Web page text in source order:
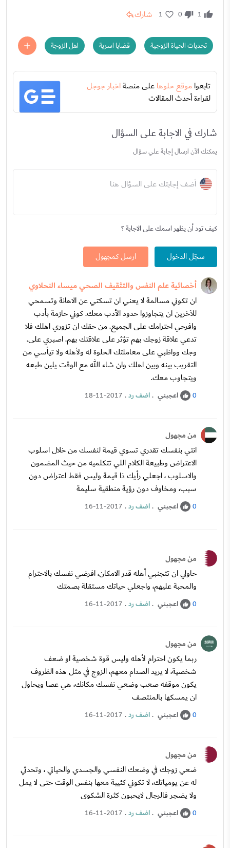
1
0
1 شارك
تحديات الحياة الزوجية قضايا اسرية اهل الزوجة
تابعواموقع حلوهاعلى منصةاخبار جوجل
لقراءة أحدث المقالات
شارك في الاجابة على السؤال
يمكنك الآن ارسال إجابة علي سؤال
أضف إجابتك على السؤال هنا
كيف تود أن يظهر اسمك على الاجابة ؟
سجّل الدخول ارسل كمجهول
أخصائية علم النفس والتثقيف الصحي ميساء النحلاوي
ان تكوني مسالمة لا يعني ان تسكتي عن الاهانة وتسمحي
للآخرين ان يتجاوزوا حدود الأدب معك. كوني حازمة بأدب
وافرحي احترامك على الجميع. من حقك ان تزوري اهلك فلا
تدعي علاقة زوجك بهم تؤثر على علاقتك بهم. اصبري على.
وجك وواظبي على معاملتك الحلوة له ولأهله ولا تيأسي من
التقريب بينه وبين اهلك وان شاء الله مع الوقت يلين طبعه
ويتجاوب معك.
0 اعجبني .اضف رد.
18-11-2017
من مجهول
انتي بنفسك تقدري تسوي قيمة لنفسك من خلال اسلوب
الاعتراض وطبيعة الكلام اللي تتكلميه من حيث المضمون
والاسلوب ، اجعلي رأيك ذا قيمة وليس فقط اعتراض دون
سبب، ومخاوف دون رؤية منطقية سليمة
0 اعجبني .اضف رد.
16-11-2017
من مجهول
حاولي ان تتجنبي أهله قدر الامكان، افرضي نفسك بالاحترام
والمحبة عليهم، واجعلي حياتك مستقلة بصمتك
0 اعجبني .اضف رد.
16-11-2017
من مجهول
ربما يكون احترام لأهله وليس قوة شخصية او ضعف
شخصية، لا يريد الصدام معهم، الزوج في مثل هذه الظروف
يكون موقفه صعب وضعي نفسك مكانك، هي عصا ويحاول
ان يمسكها بالمنتصف
0 اعجبني .اضف رد.
16-11-2017
من مجهول
ضعي زوجك في وضعك النفسي والجسدي والحياتي ، وتحدثي
له عن يومياتك، لا تكوني كئيبة معها بنفس الوقت حتى لا يمل
ولا يضجر فالرجال لايحبون كثرة الشكوى
0 اعجبني .اضف رد.
16-11-2017